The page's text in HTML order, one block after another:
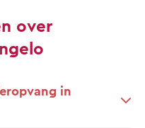
over
in